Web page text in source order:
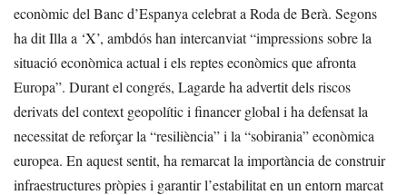
econòmic del Banc d’Espanya celebrat a Roda de Berà. Segons
ha dit Illa a ‘X’, ambdós han intercanviat “impressions sobre la
situació econòmica actual i els reptes econòmics que afronta
Europa”. Durant el congrés, Lagarde ha advertit dels riscos
derivats del context geopolític i financer global i ha defensat la
necessitat de reforçar la “resiliència” i la “sobirania” econòmica
europea. En aquest sentit, ha remarcat la importància de construir
infraestructures pròpies i garantir l’estabilitat en un entorn marcat